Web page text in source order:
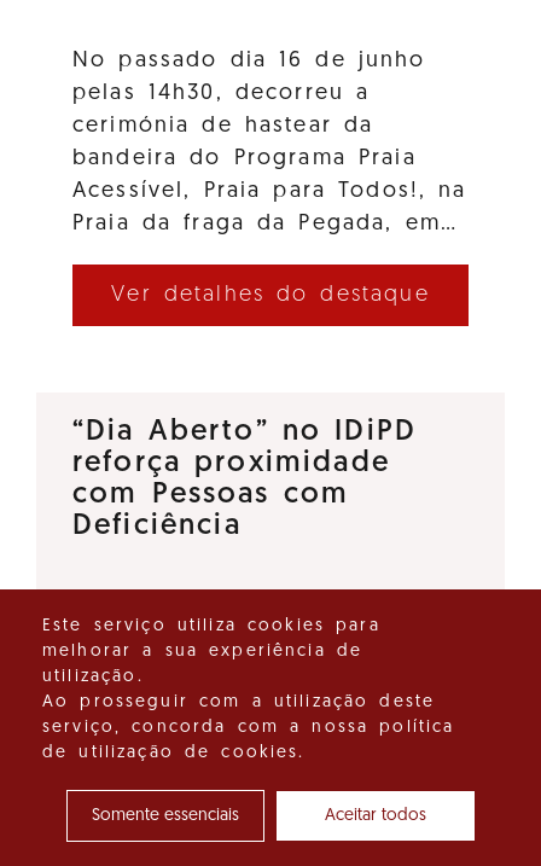
No passado dia 16 de junho
pelas 14h30, decorreu a
cerimónia de hastear da
bandeira do Programa Praia
Acessível, Praia para Todos!, na
Praia da fraga da Pegada, em…
Ver detalhes do destaque
“Dia Aberto” no IDiPD
reforça proximidade
com Pessoas com
Deficiência
Pessoas com Deficiência (IDiPD)
lançou a iniciativa “Dia Aberto”,
um espaço de diálogo direto
que tem como objetivo
reforçar a proximidade entre…
Ver detalhes do destaque
Este serviço utiliza cookies para
melhorar a sua experiência de
utilização.
Ao prosseguir com a utilização deste
serviço, concorda com a nossa política
de utilização de cookies.
Somente essenciais Aceitar todos